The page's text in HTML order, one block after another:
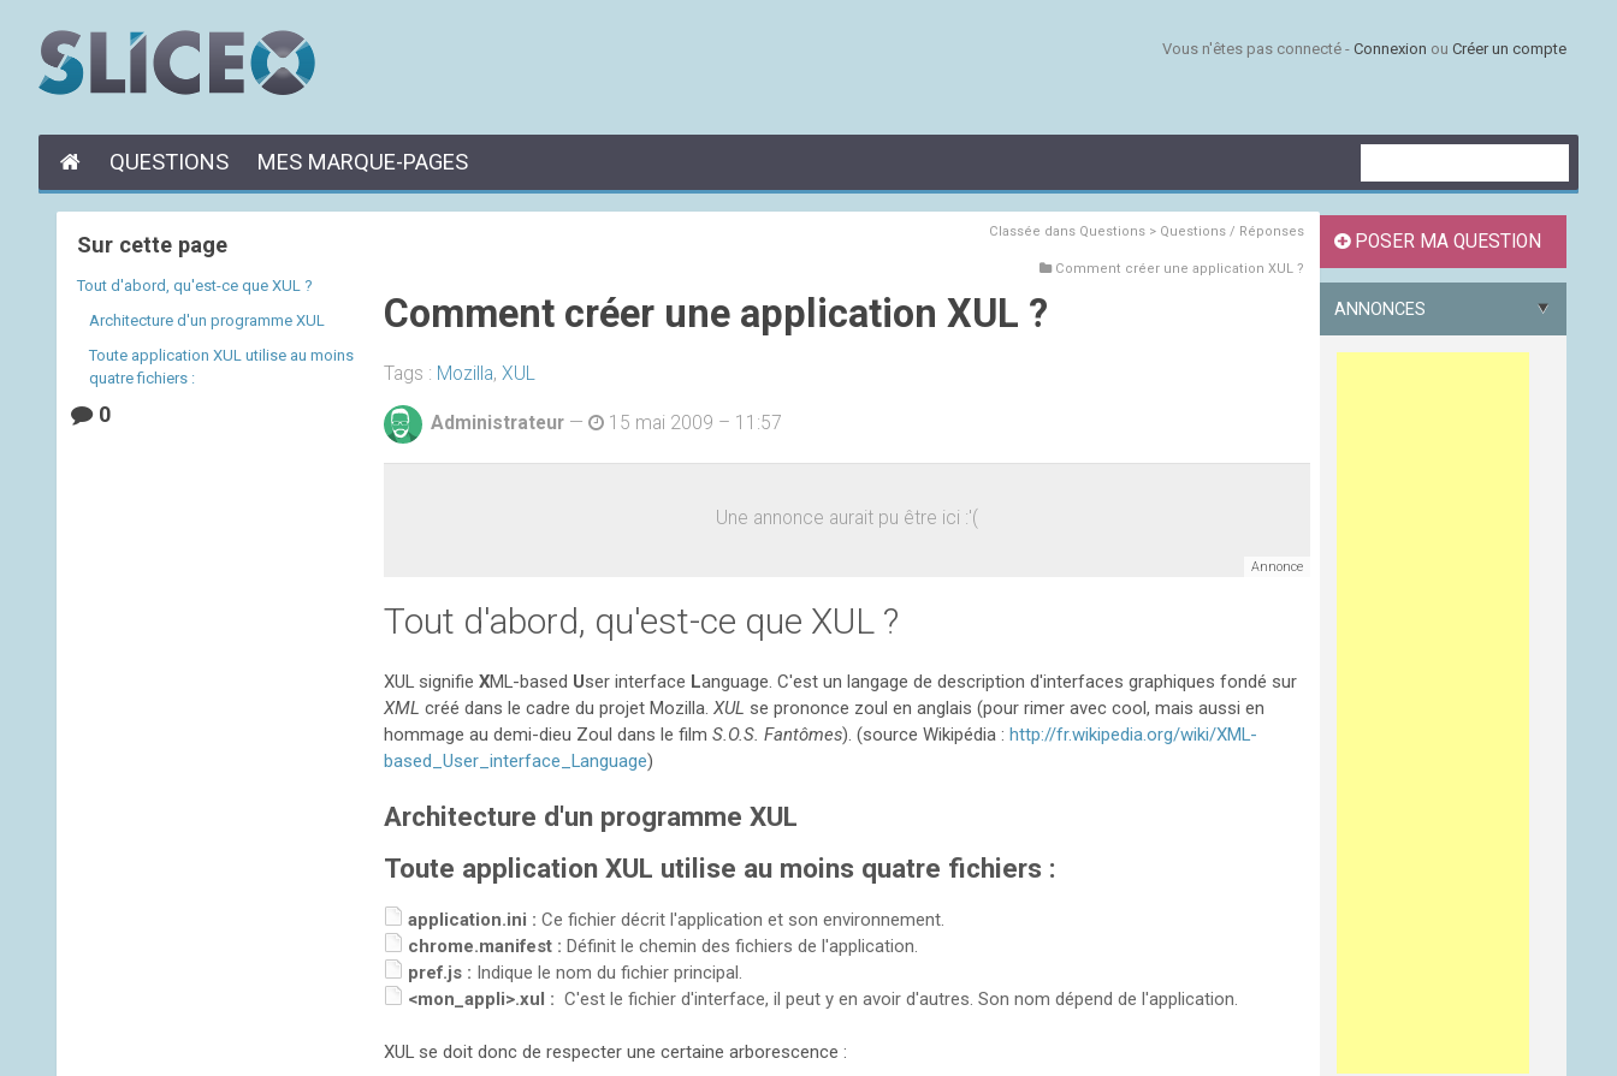
Vous n'êtes pas connecté - Connexion ou Créer un compte
QUESTIONS MES MARQUE-PAGES
Classée dans Questions > Questions / Réponses
Comment créer une application XUL ?
Comment créer une application XUL ?
Tags : Mozilla, XUL
Administrateur — 15 mai 2009 – 11:57
Une annonce aurait pu être ici :'(
Tout d'abord, qu'est-ce que XUL ?
XUL signifie XML-based User interface Language. C'est un langage de description d'interfaces graphiques fondé sur
XML créé dans le cadre du projet Mozilla. XUL se prononce zoul en anglais (pour rimer avec cool, mais aussi en
hommage au demi-dieu Zoul dans le film S.O.S. Fantômes). (source Wikipédia : http://fr.wikipedia.org/wiki/XML-
based_User_interface_Language)
Architecture d'un programme XUL
Toute application XUL utilise au moins quatre fichiers :
application.ini : Ce fichier décrit l'application et son environnement.
chrome.manifest : Définit le chemin des fichiers de l'application.
pref.js : Indique le nom du fichier principal.
<mon_appli>.xul : C'est le fichier d'interface, il peut y en avoir d'autres. Son nom dépend de l'application.
XUL se doit donc de respecter une certaine arborescence :
Sur cette page
Tout d'abord, qu'est-ce que XUL ?
Architecture d'un programme XUL
Toute application XUL utilise au moins
quatre fichiers :
0
POSER MA QUESTION
ANNONCES